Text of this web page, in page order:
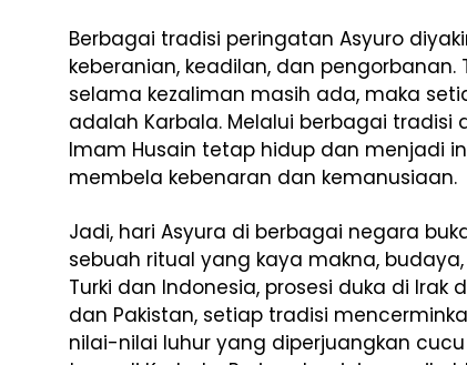
Berbagai tradisi peringatan Asyuro
keberanian, keadilan, dan
selama kezaliman masih ada, maka
adalah Karbala. Melalui berbagai
Imam Husain tetap hidup dan menjadi
membela kebenaran dan kemanusiaan.
Jadi, hari Asyura di berbagai negara
sebuah ritual yang kaya makna,
Turki dan Indonesia, prosesi duka di
dan Pakistan, setiap tradisi
nilai-nilai luhur yang diperjuangkan